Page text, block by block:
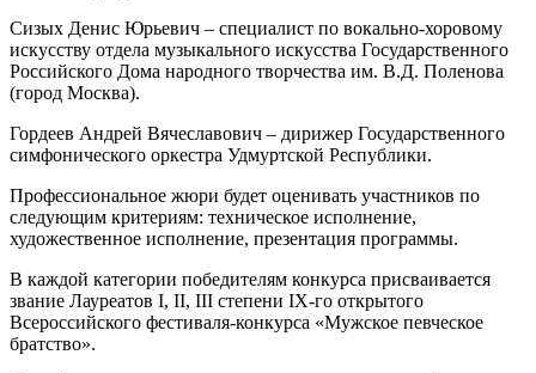
Сизых Денис Юрьевич – специалист по вокально-хоровому
искусству отдела музыкального искусства Государственного
Российского Дома народного творчества им. В.Д. Поленова
(город Москва).
Гордеев Андрей Вячеславович – дирижер Государственного
симфонического оркестра Удмуртской Республики.
Профессиональное жюри будет оценивать участников по
следующим критериям: техническое исполнение,
художественное исполнение, презентация программы.
В каждой категории победителям конкурса присваивается
звание Лауреатов I, II, III степени IX-го открытого
Всероссийского фестиваля-конкурса «Мужское певческое
братство».